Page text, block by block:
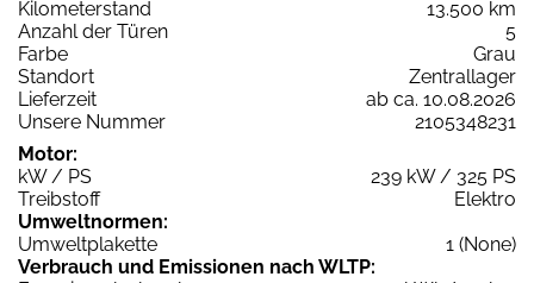
Kilometerstand
13.500 km
Anzahl der Türen
5
Farbe
Grau
Standort
Zentrallager
Lieferzeit
ab ca. 10.08.2026
Unsere Nummer
2105348231
Motor:
kW / PS
239 kW / 325 PS
Treibstoff
Elektro
Umweltnormen:
Umweltplakette
1 (None)
Verbrauch und Emissionen nach WLTP: